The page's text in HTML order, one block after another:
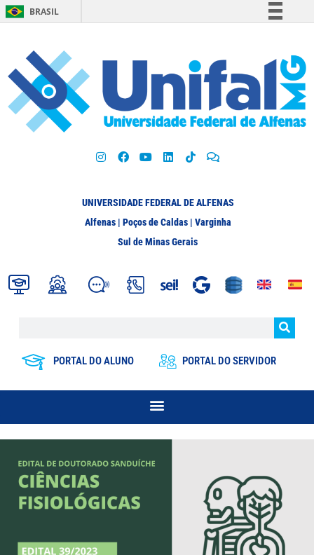
BRASIL
Participe
Acesso à informação
Legislação
UNIVERSIDADE FEDERAL DE ALFENAS
Alfenas | Poços de Caldas | Varginha
Sul de Minas Gerais
PORTAL DO ALUNO PORTAL DO SERVIDOR